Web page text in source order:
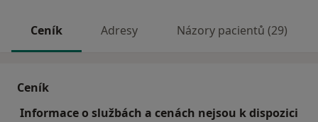
Ceník Adresy Názory pacientů (29)
Ceník
Informace o službách a cenách nejsou k dispozici